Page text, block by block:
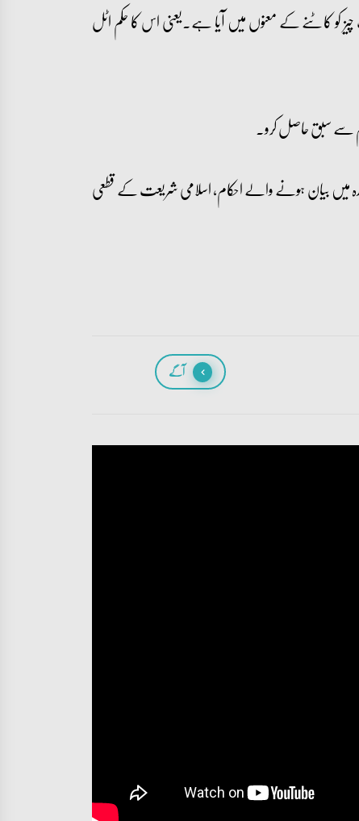
کو کاٹنے کے معنوں میں آیا ہے۔یعنی اس کا حکم اٹل
سے سبق حاصل کرو۔
میں بیان ہونے والے احکام، اسلامی شریعت کے قطعی
آگے